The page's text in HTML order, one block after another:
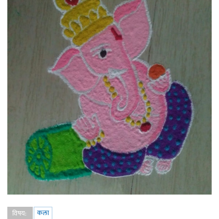
विषय: कला